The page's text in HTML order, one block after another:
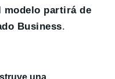
modelo partirá de
Business.
una